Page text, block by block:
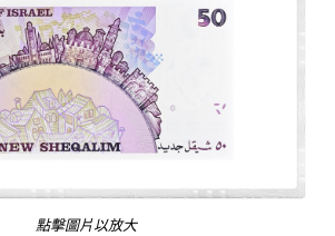
點擊圖片以放大